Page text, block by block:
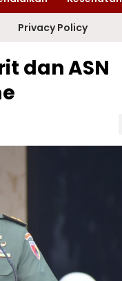
Privacy Policy
dan ASN